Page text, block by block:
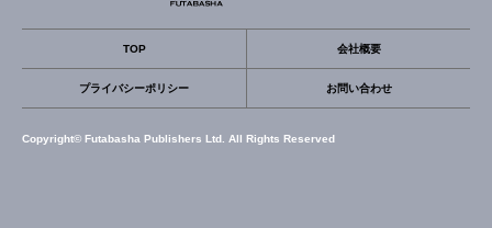
TOP 会社概要
プライバシーポリシー お問い合わせ
Copyright© Futabasha Publishers Ltd. All Rights Reserved